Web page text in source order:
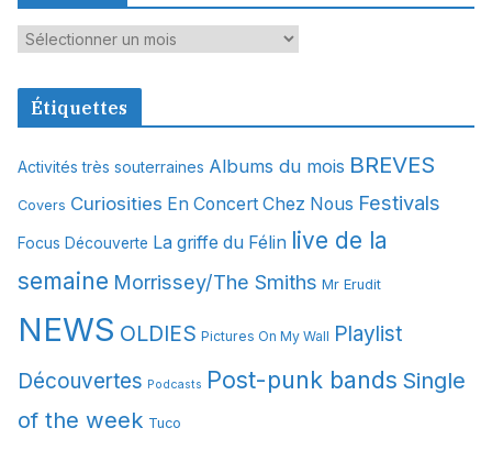
A
c
v
e
Étiquettes
Activités très souterraines Albums du mois BREVES
Covers Curiosities En Concert Chez Nous Festivals
Focus Découverte La griffe du Félin live de la
semaine Morrissey/The Smiths Mr Erudit
NEWS OLDIES Pictures On My Wall Playlist
Découvertes Podcasts Post-punk bands Single
of the week Tuco